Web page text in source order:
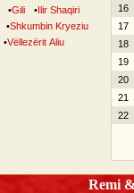
•Gili •Ilir Shaqiri
•Shkumbin Kryeziu
•Vëllezërit Aliu
16
17
18
19
20
21
22
Remi